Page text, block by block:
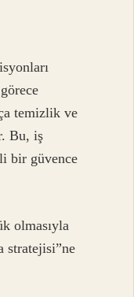
temizlik ve
Bu, iş
bir güvence
olmasıyla
stratejisi”ne